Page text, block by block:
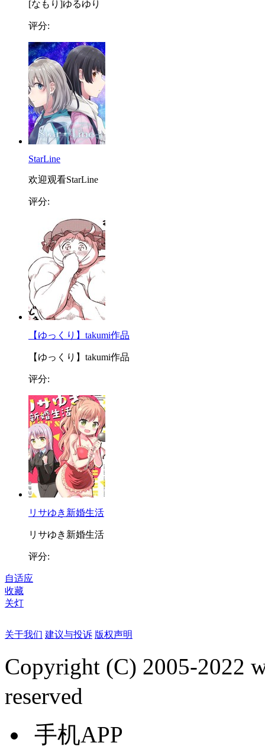
[なもり]ゆるゆり
评分:
StarLine
欢迎观看StarLine
评分:
【ゆっくり】takumi作品
【ゆっくり】takumi作品
评分:
リサゆき新婚生活
リサゆき新婚生活
评分:
自适应
收藏
关灯
关于我们 建议与投诉 版权声明
Copyright (C) 2005-2022
reserved
手机APP